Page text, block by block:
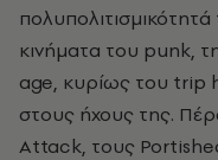
κινήματα του punk,
age, κυρίως του trip
στους ήχους της.
Attack, τους